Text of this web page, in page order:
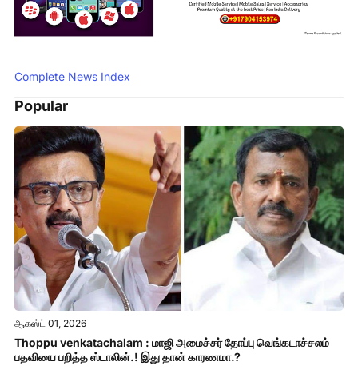
Complete News Index
Popular
Thoppu venkatachalam : மாஜி அமைச்சர் தோப்பு வெங்கடாச்சலம்
பதவியை பறித்த ஸ்டாலின்.! இது தான் காரணமா.?
ஆகஸ்ட் 01, 2026